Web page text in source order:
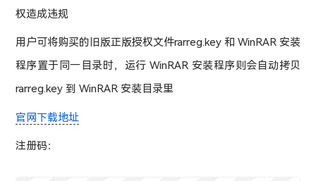
权造成违规
用户可将购买的旧版正版授权文件rarreg.key 和 WinRAR 安装
程序置于同一目录时，运行 WinRAR 安装程序则会自动拷贝
rarreg.key 到 WinRAR 安装目录里
官网下载地址
注册码：